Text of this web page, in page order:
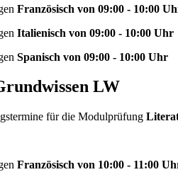
Französisch von 09:00 - 10:00
Italienisch von 09:00 - 10:00 Uhr
Spanisch von 09:00 - 10:00 Uhr
LW
für die Modulprüfung
Französisch von 10:00 - 11:00